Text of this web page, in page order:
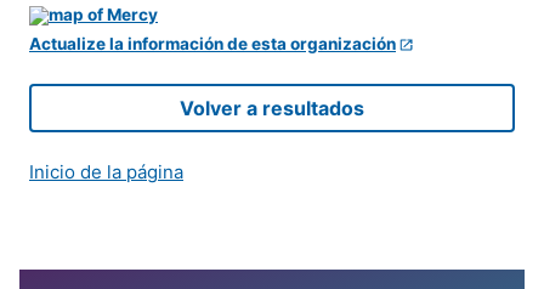
Actualize la información de esta organización
Volver a resultados
Inicio de la página